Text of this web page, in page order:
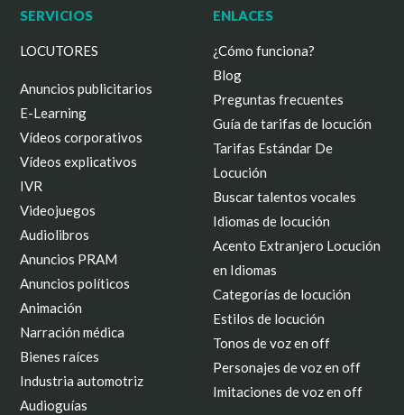
SERVICIOS
LOCUTORES
Anuncios publicitarios
E-Learning
Vídeos corporativos
Vídeos explicativos
IVR
Videojuegos
Audiolibros
Anuncios PRAM
Anuncios políticos
Animación
Narración médica
Bienes raíces
Industria automotriz
Audioguías
ENLACES
¿Cómo funciona?
Blog
Preguntas frecuentes
Guía de tarifas de locución
Tarifas Estándar De
Locución
Buscar talentos vocales
Idiomas de locución
Acento Extranjero Locución
en Idiomas
Categorías de locución
Estilos de locución
Tonos de voz en off
Personajes de voz en off
Imitaciones de voz en off